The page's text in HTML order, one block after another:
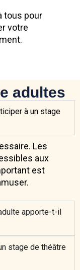
tous pour
votre
adultes
à un stage
Les
aux
est
apporte-t-il
stage de théâtre